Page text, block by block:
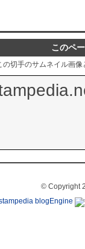
このペ
切手のサムネイル画
© Copyright